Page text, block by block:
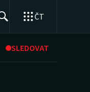
ČT
SLEDOVAT